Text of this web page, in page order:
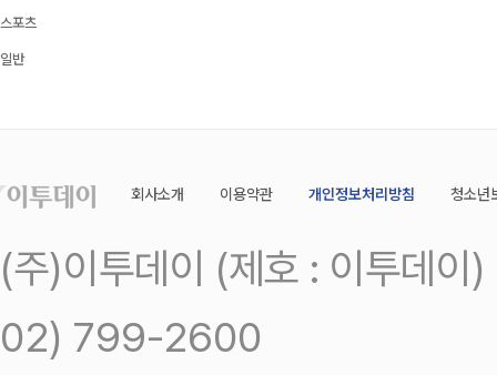
스포츠
일반
회사소개 이용약관 개인정보처리방침 청소년
(주)이투데이 (제호 : 이투데
02) 799-2600